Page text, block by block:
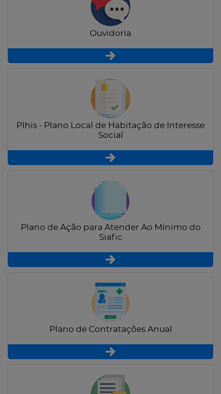
Ouvidoria
Plhis - Plano Local de Habitação de Interesse
Social
Plano de Ação para Atender Ao Mínimo do
Siafic
Plano de Contratações Anual